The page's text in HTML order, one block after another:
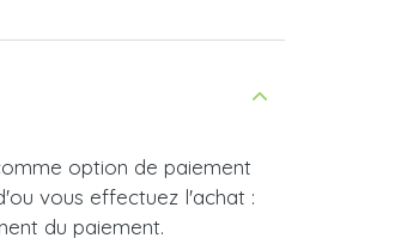
option de paiement
vous effectuez l'achat :
du paiement.